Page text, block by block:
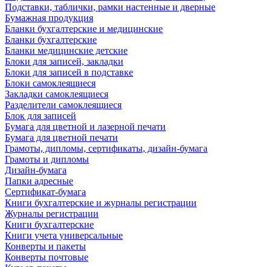
Подставки, таблички, рамки настенные и дверные
Бумажная продукция
Бланки бухгалтерские и медицинские
Бланки бухгалтерские
Бланки медицинские детские
Блоки для записей, закладки
Блоки для записей в подставке
Блоки самоклеящиеся
Закладки самоклеящиеся
Разделители самоклеящиеся
Блок для записей
Бумага для цветной и лазерной печати
Бумага для цветной печати
Грамоты, дипломы, сертификаты, дизайн-бумага
Грамоты и дипломы
Дизайн-бумага
Папки адресные
Сертификат-бумага
Книги бухгалтерские и журналы регистрации
Журналы регистрации
Книги бухгалтерские
Книги учета универсальные
Конверты и пакеты
Конверты почтовые